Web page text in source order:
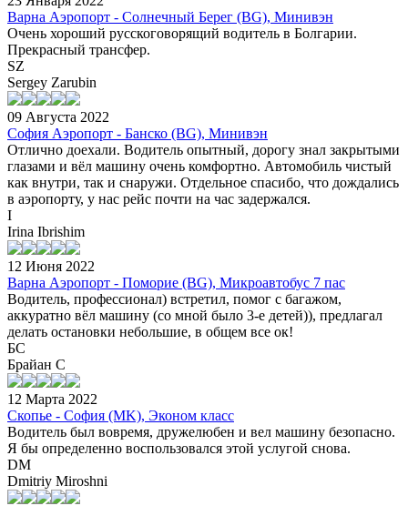
Варна Аэропорт - Солнечный Берег (BG), Минивэн
Очень хороший русскоговорящий водитель в Болгарии.
Прекрасный трансфер.
SZ
Sergey Zarubin
09 Августа 2022
София Аэропорт - Банско (BG), Минивэн
Отлично доехали. Водитель опытный, дорогу знал закрытыми
глазами и вёл машину очень комфортно. Автомобиль чистый
как внутри, так и снаружи. Отдельное спасибо, что дождались
в аэропорту, у нас рейс почти на час задержался.
I
Irina Ibrishim
12 Июня 2022
Варна Аэропорт - Поморие (BG), Микроавтобус 7 пас
Водитель, профессионал) встретил, помог с багажом,
аккуратно вёл машину (со мной было 3-е детей)), предлагал
делать остановки небольшие, в общем все ок!
БС
Брайан С
12 Марта 2022
Скопье - София (MK), Эконом класс
Водитель был вовремя, дружелюбен и вел машину безопасно.
Я бы определенно воспользовался этой услугой снова.
DM
Dmitriy Miroshni